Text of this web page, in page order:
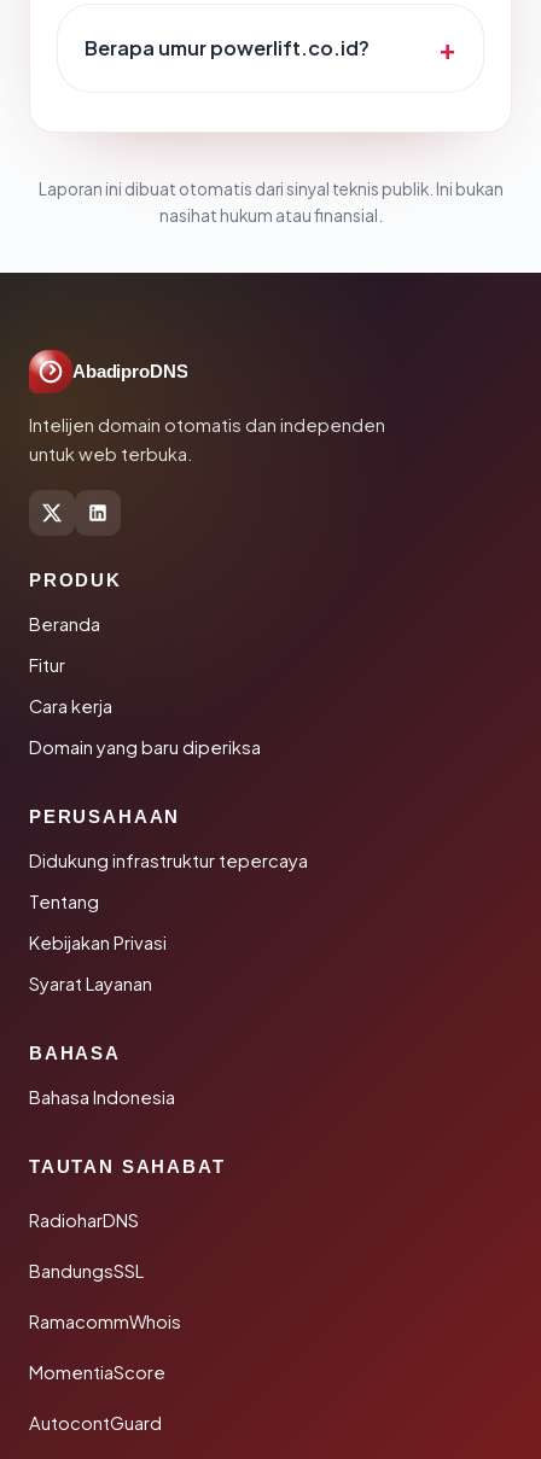
Berapa umur powerlift.co.id?
Laporan ini dibuat otomatis dari sinyal teknis publik. Ini bukan
nasihat hukum atau finansial.
AbadiproDNS
Intelijen domain otomatis dan independen
untuk web terbuka.
PRODUK
Beranda
Fitur
Cara kerja
Domain yang baru diperiksa
PERUSAHAAN
Didukung infrastruktur tepercaya
Tentang
Kebijakan Privasi
Syarat Layanan
BAHASA
Bahasa Indonesia
TAUTAN SAHABAT
RadioharDNS
BandungsSSL
RamacommWhois
MomentiaScore
AutocontGuard